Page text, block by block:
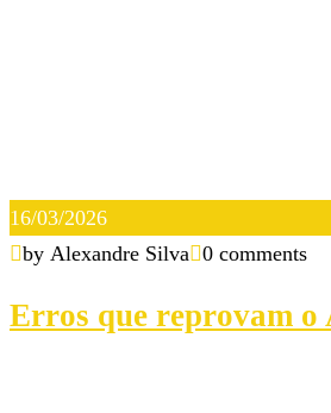
16/03/2026
by Alexandre Silva 0 comments
Erros que reprovam o